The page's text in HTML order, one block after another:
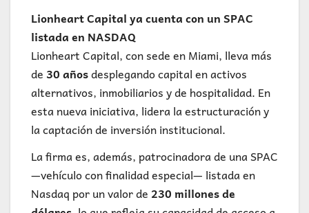
Lionheart Capital ya cuenta con un SPAC
listada en NASDAQ
Lionheart Capital, con sede en Miami, lleva más
de 30 añosdesplegando capital en activos
alternativos, inmobiliarios y de hospitalidad. En
esta nueva iniciativa, lidera la estructuración y
la captación de inversión institucional.
La firma es, además, patrocinadora de una SPAC
—vehículo con finalidad especial— listada en
Nasdaq por un valor de 230 millones de